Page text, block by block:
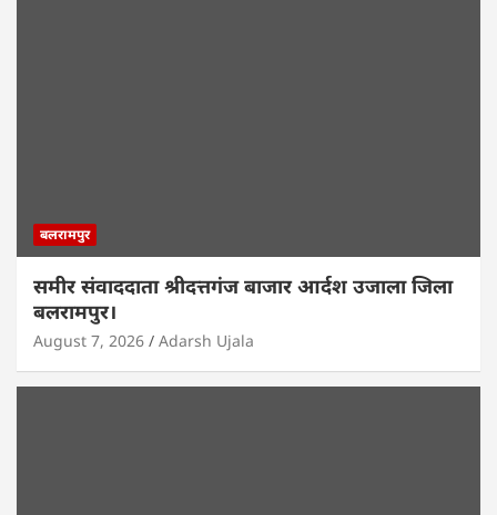
बलरामपुर
समीर संवाददाता श्रीदत्तगंज बाजार आर्दश उजाला जिला
बलरामपुर।
August 7, 2026 Adarsh Ujala